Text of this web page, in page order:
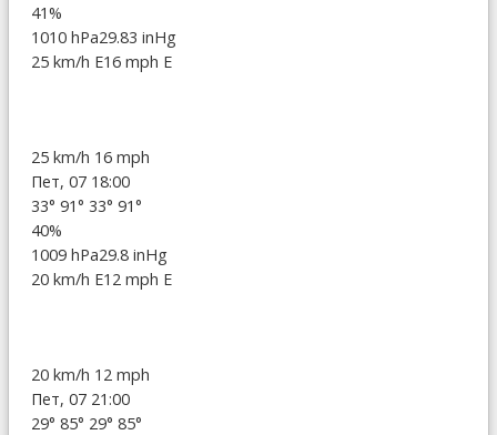
41%
1010 hPa29.83 inHg
25 km/h E16 mph E
25 km/h 16 mph
Пет, 07 18:00
33° 91° 33° 91°
40%
1009 hPa29.8 inHg
20 km/h E12 mph E
20 km/h 12 mph
Пет, 07 21:00
29° 85° 29° 85°